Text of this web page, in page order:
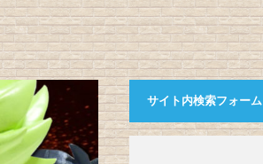
サイト内検索フォーム